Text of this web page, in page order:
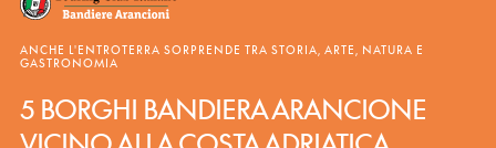
ANCHE L'ENTROTERRA SORPRENDE TRA STORIA, ARTE, NATURA E
GASTRONOMIA
5 BORGHI BANDIERA ARANCIONE